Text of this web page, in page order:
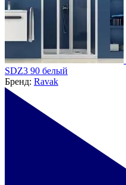
SDZ3 90 белый
Бренд: Ravak